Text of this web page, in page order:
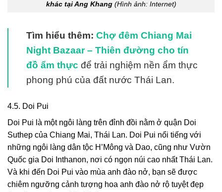
khác tại Ang Khang(Hình ảnh: Internet)
Tìm hiểu thêm: Chợ đêm Chiang Mai
Night Bazaar – Thiên đường cho tín
đồ ẩm thực để trải nghiệm nền ẩm thực
phong phú của đất nước Thái Lan.
4.5. Doi Pui
Doi Pui là một ngôi làng trên đỉnh đồi nằm ở quận Doi
Suthep của Chiang Mai, Thái Lan. Doi Pui nổi tiếng với
những ngôi làng dân tộc H’Mông và Dao, cũng như Vườn
Quốc gia Doi Inthanon, nơi có ngọn núi cao nhất Thái Lan.
Và khi đến Doi Pui vào mùa anh đào nở, bạn sẽ được
chiêm ngưỡng cảnh tượng hoa anh đào nở rộ tuyệt đẹp